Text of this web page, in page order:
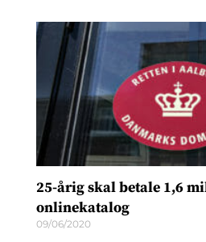
25-årig skal betale 1,6
onlinekatalog
09/06/2020